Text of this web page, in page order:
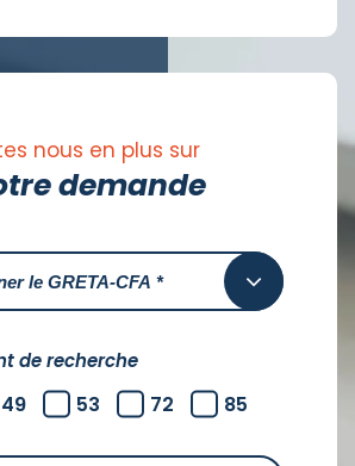
nous en plus sur
demande
de recherche
49 53 72 85